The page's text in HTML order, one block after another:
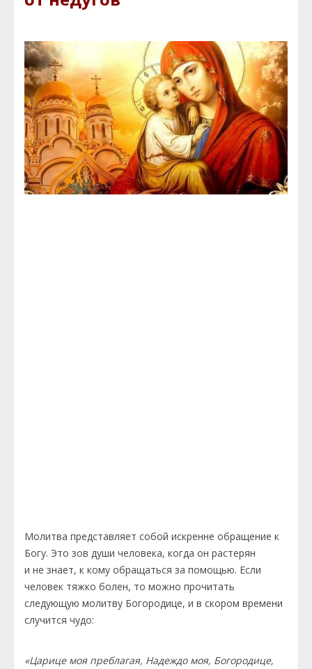
Молитва представляет собой искренне обращение к
Богу. Это зов души человека, когда он растерян
и не знает, к кому обращаться за помощью. Если
человек тяжко болен, то можно прочитать
следующую молитву Богородице, и в скором времени
случится чудо:
«Царице моя преблагая, Надеждо моя, Богородице,